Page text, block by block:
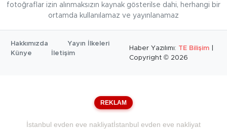
fotoğraflar izin alınmaksızın kaynak gösterilse dahi, herhangi bir
ortamda kullanılamaz ve yayınlanamaz
Hakkımızda
Yayın İlkeleri
Künye
İletişim
Haber Yazılımı: TE Bilişim
Copyright © 2026
REKLAM
İstanbul evden eve nakliyatİstanbul evden eve nakliyat